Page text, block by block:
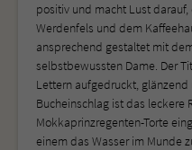
positiv und macht Lust
Werdenfels und dem
ansprechend gestaltet mit
selbstbewussten Dame. Der
Lettern aufgedruckt,
Bucheinschlag ist das leckere
Mokkaprinzregenten-Torte
einem das Wasser im Munde